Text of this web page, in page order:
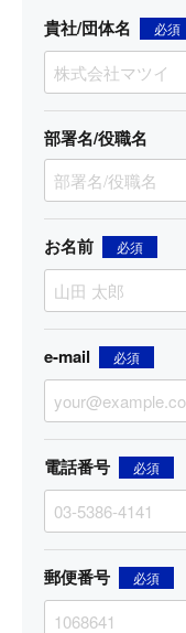
貴社/団体名 必須
部署名/役職名
お名前 必須
e-mail 必須
電話番号 必須
郵便番号 必須